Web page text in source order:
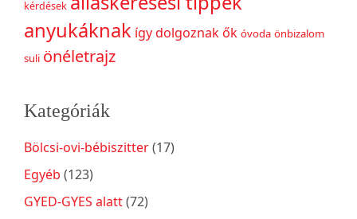
kérdések
anyukáknak így dolgoznak ők óvoda önbizalom
suli önéletrajz
Kategóriák
Bölcsi-ovi-bébiszitter(17)
Egyéb (123)
GYED-GYES alatt(72)